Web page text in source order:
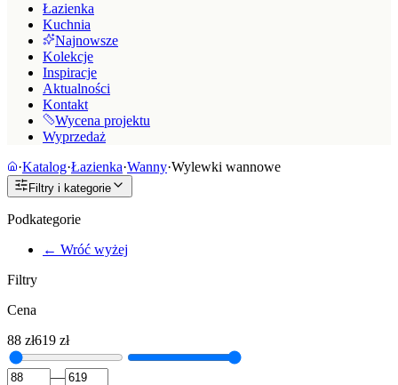
Łazienka
Kuchnia
Najnowsze
Kolekcje
Inspiracje
Aktualności
Kontakt
Wycena projektu
Wyprzedaż
·Katalog·Łazienka·Wanny·Wylewki wannowe
Filtry i kategorie
Podkategorie
← Wróć wyżej
Filtry
Cena
88 zł619 zł
—